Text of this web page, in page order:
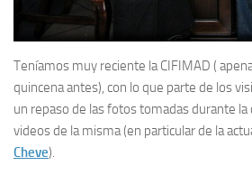
Teníamos muy reciente la CIFIMAD (
quincena antes), con lo que parte de los
un repaso de las fotos tomadas durante la
videos de la misma (en particular de la
Cheve).